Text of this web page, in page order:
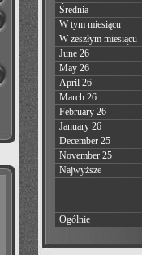
Średnia
W tym miesiącu
W zeszłym miesiącu
June 26
May 26
April 26
March 26
February 26
January 26
December 25
November 25
Najwyższe
Ogólnie